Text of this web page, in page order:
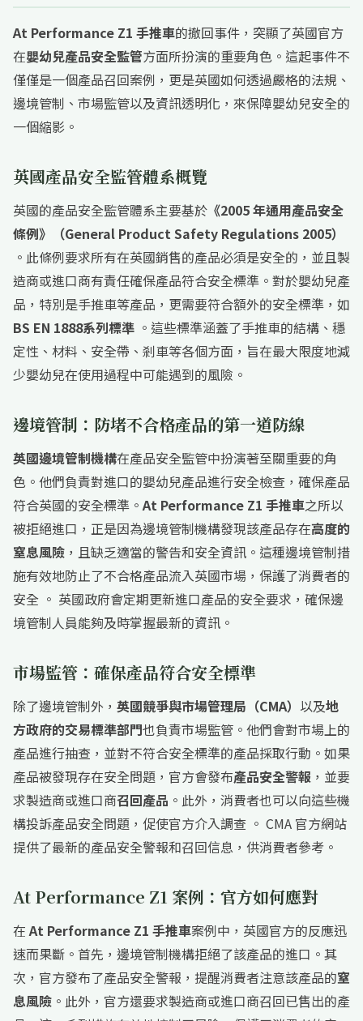
At Performance Z1 手推車的撤回事件，突顯了英國官方
在嬰幼兒產品安全監管方面所扮演的重要角色。這起事件不
僅僅是一個產品召回案例，更是英國如何透過嚴格的法規、
邊境管制、市場監管以及資訊透明化，來保障嬰幼兒安全的
一個縮影。
英國產品安全監管體系概覽
英國的產品安全監管體系主要基於 《2005 年通用產品安全
條例》（General Product Safety Regulations 2005）
。此條例要求所有在英國銷售的產品必須是安全的，並且製
造商或進口商有責任確保產品符合安全標準。對於嬰幼兒產
品，特別是手推車等產品，更需要符合額外的安全標準，如
BS EN 1888系列標準 。這些標準涵蓋了手推車的結構、穩
定性、材料、安全帶、剎車等各個方面，旨在最大限度地減
少嬰幼兒在使用過程中可能遇到的風險。
邊境管制：防堵不合格產品的第一道防線
英國邊境管制機構在產品安全監管中扮演著至關重要的角
色。他們負責對進口的嬰幼兒產品進行安全檢查，確保產品
符合英國的安全標準。At Performance Z1 手推車之所以
被拒絕進口，正是因為邊境管制機構發現該產品存在高度的
窒息風險 ，且缺乏適當的警告和安全資訊。這種邊境管制措
施有效地防止了不合格產品流入英國市場，保護了消費者的
安全 。 英國政府會定期更新進口產品的安全要求，確保邊
境管制人員能夠及時掌握最新的資訊。
市場監管：確保產品符合安全標準
除了邊境管制外， 英國競爭與市場管理局（CMA） 以及地
方政府的交易標準部門也負責市場監管。他們會對市場上的
產品進行抽查，並對不符合安全標準的產品採取行動。如果
產品被發現存在安全問題，官方會發布產品安全警報 ，並要
求製造商或進口商召回產品 。此外，消費者也可以向這些機
構投訴產品安全問題，促使官方介入調查 。 CMA 官方網站
提供了最新的產品安全警報和召回信息，供消費者參考。
At Performance Z1 案例：官方如何應對
在At Performance Z1 手推車案例中，英國官方的反應迅
速而果斷。首先，邊境管制機構拒絕了該產品的進口。其
次，官方發布了產品安全警報，提醒消費者注意該產品的窒
息風險 。此外，官方還要求製造商或進口商召回已售出的產